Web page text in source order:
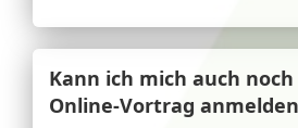
Kann ich mich auch
Online-Vortrag